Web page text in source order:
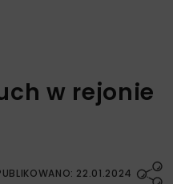
w rejonie
22.01.2024